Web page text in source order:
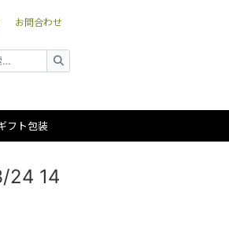
お問合わせ
フト包装
24 14